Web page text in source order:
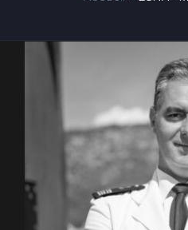
DELAFOY
Marine
2MF